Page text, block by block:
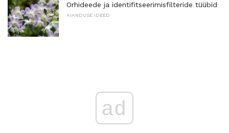
Orhideede ja identifitseerimisfilteride tüübid
AIANDUSE IDEED
ad